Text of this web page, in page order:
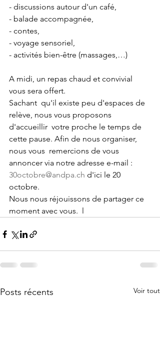
- discussions autour d'un café,
- balade accompagnée,
- contes,
- voyage sensoriel,
- activités bien-être (massages,…)
A midi, un repas chaud et convivial
vous sera offert.
Sachant  qu'il existe peu d'espaces de
relève, nous vous proposons
d'accueillir  votre proche le temps de
cette pause. Afin de nous organiser,
nous vous  remercions de vous
annoncer via notre adresse e-mail :
30octobre@andpa.ch d'ici le 20
octobre.
Nous nous réjouissons de partager ce
moment avec vous.  l
Posts récents Voir tout